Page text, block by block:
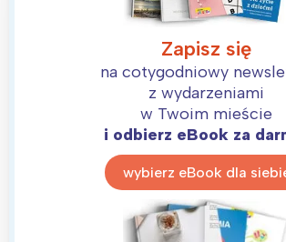
Zapisz się
na cotygodniowy
z wydarzeniami
w Twoim mieście
i odbierz eBook za
wybierz eBook dla